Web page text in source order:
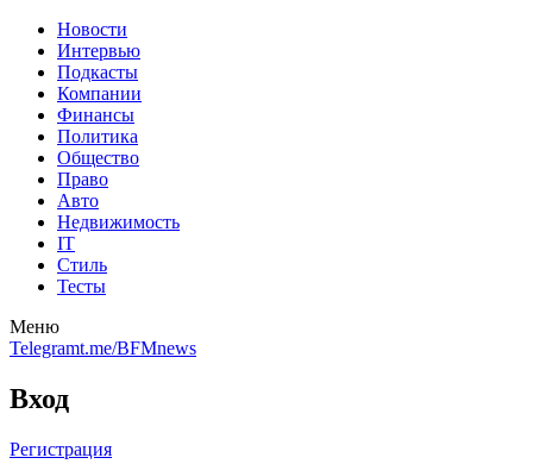
Новости
Интервью
Подкасты
Компании
Финансы
Политика
Общество
Право
Авто
Недвижимость
IT
Стиль
Тесты
Меню
Telegramt.me/BFMnews
Вход
Регистрация